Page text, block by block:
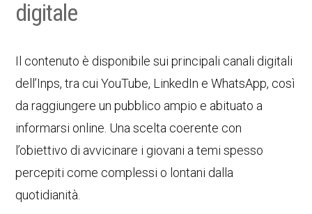
digitale
Il contenuto è disponibile sui principali canali digitali
dell’Inps, tra cui YouTube, LinkedIn e WhatsApp, così
da raggiungere un pubblico ampio e abituato a
informarsi online. Una scelta coerente con
l’obiettivo di avvicinare i giovani a temi spesso
percepiti come complessi o lontani dalla
quotidianità.